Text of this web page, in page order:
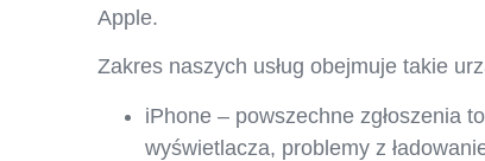
Apple.
Zakres naszych usług obejmuje takie
iPhone – powszechne zgłoszenia
wyświetlacza, problemy z